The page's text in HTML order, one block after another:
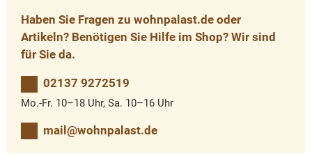
Haben Sie Fragen zu wohnpalast.de oder
Artikeln? Benötigen Sie Hilfe im Shop? Wir sind
für Sie da.
02137 9272519
Mo.-Fr. 10–18 Uhr, Sa. 10–16 Uhr
mail@wohnpalast.de